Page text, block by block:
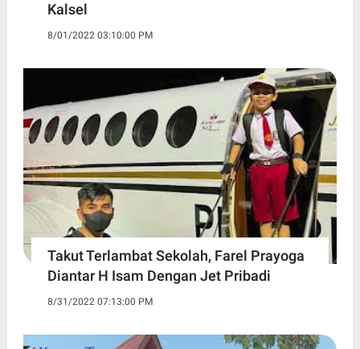
Kalsel
8/01/2022 03:10:00 PM
Takut Terlambat Sekolah, Farel Prayoga
Diantar H Isam Dengan Jet Pribadi
8/31/2022 07:13:00 PM